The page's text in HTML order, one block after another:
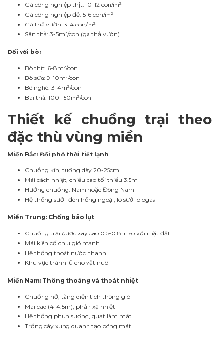
Gà công nghiệp thịt: 10-12 con/m²
Gà công nghiệp đẻ: 5-6 con/m²
Gà thả vườn: 3-4 con/m²
Sân thả: 3-5m²/con (gà thả vườn)
Đối với bò:
Bò thịt: 6-8m²/con
Bò sữa: 9-10m²/con
Bê nghé: 3-4m²/con
Bãi thả: 100-150m²/con
Thiết kế chuồng trại theo
đặc thù vùng miền
Miền Bắc: Đối phó thời tiết lạnh
Chuồng kín, tường dày 20-25cm
Mái cách nhiệt, chiều cao tối thiểu 3.5m
Hướng chuồng: Nam hoặc Đông Nam
Hệ thống sưởi: đèn hồng ngoại, lò sưởi biogas
Miền Trung: Chống bão lụt
Chuồng trại được xây cao 0.5-0.8m so với mặt đất
Mái kiên cố chịu gió mạnh
Hệ thống thoát nước nhanh
Khu vực tránh lũ cho vật nuôi
Miền Nam: Thông thoáng và thoát nhiệt
Chuồng hở, tăng diện tích thông gió
Mái cao (4-4.5m), phản xạ nhiệt
Hệ thống phun sương, quạt làm mát
Trồng cây xung quanh tạo bóng mát